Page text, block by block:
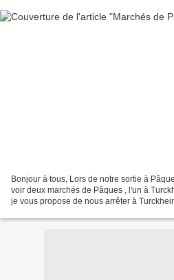
Bonjour à tous, Lors de notre sortie à
voir deux marchés de Pâques , l'un à
je vous propose de nous arrêter à